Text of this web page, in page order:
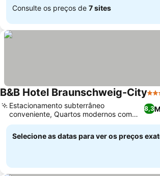
Consulte os preços de 7 sites
B&B Hotel Braunschweig-City3
8,3
Estacionamento subterrâneo
conveniente, Quartos modernos com
isolamento acústico
Selecione as datas para ver os preços